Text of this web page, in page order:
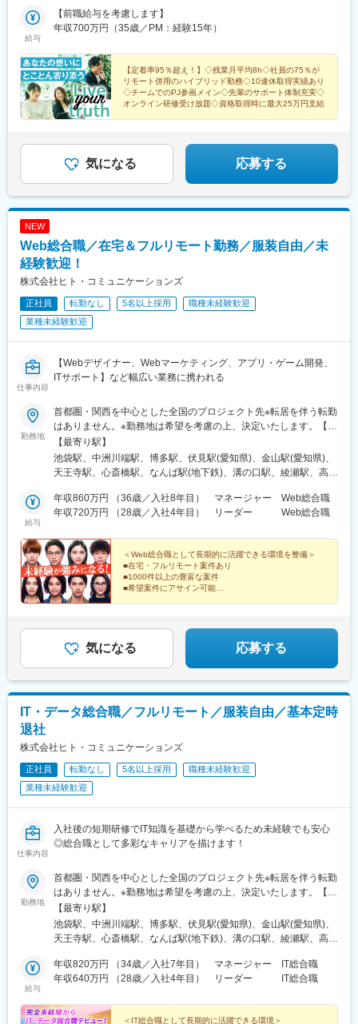
※勤務地はご希望を考慮の上、決定いたします※リモート勤務はス
キルレベルやご希望に応じて可能です＜拠点＞【本社】東京都千
県福岡市博多区比恵町1-1 楠本第7ビル6F【札幌営業所】北海道札
幌市北区北10条西4丁目 楠本第10ビル7F【大阪営業所】大阪府大
阪市中央区道修町4-1-1 武田御堂筋ビル2F※受動喫煙対策：あり
（プロジェクト先による）
給与
【前職給与を考慮します】
年収700万円（35歳／PM：経験15年）
【定着率95％超え！】◇残業月平均8h◇社員の75％が
リモート併用のハイブリッド勤務◇10連休取得実績あり
◇チームでのPJ参画メイン◇先輩のサポート体制充実◇
オンライン研修受け放題◇資格取得時に最大25万円支給
気になる 応募する
NEW
Web総合職／在宅＆フルリモート勤務／服装自由／未
経験歓迎！
株式会社ヒト・コミュニケーションズ
正社員 転勤なし 5名以上採用
職種未経験歓迎
業種未経験歓迎
仕事内容
【Webデザイナー、Webマーケティング、アプリ・ゲーム開発、
ITサポート】など幅広い業務に携われる
勤務地
首都圏・関西を中心とした全国のプロジェクト先※転居を伴う転勤
はありません。※勤務地は希望を考慮の上、決定いたします。【本
社】東京都豊島区東池袋 1-9-6 ヒトコムJobビル＜アクセス＞
JR・私鉄・メトロ各線「池袋駅」より徒歩5分
【最寄り駅】
池袋駅、中洲川端駅、博多駅、伏見駅(愛知県)、金山駅(愛知県)、
天王寺駅、心斎橋駅、なんば駅(地下鉄)、溝の口駅、綾瀬駅、高田
(長崎県)、佐賀駅、札幌駅、函館駅、小樽駅、旭川駅、室蘭駅、釧
路駅、帯広駅、北見駅、新夕張駅、苫小牧駅、千歳駅(北海道)、青
宮古駅、仙台駅、石巻駅、杜せきのした駅、新田駅(宮城県)、くり
こま高原駅、多賀城駅、気仙沼駅、いわき駅、郡山駅(福島県)、福
島駅(福島県)、会津若松駅、須賀川駅、白河駅、喜多方駅、水戸
駅、つくば駅、日立駅、勝田駅、土浦駅、古河駅、取手駅、牛久
駅、守谷駅、宇都宮駅、小山駅、栃木駅、足利駅、佐野駅、那須
駅、太田駅(群馬県)、伊勢崎駅、桐生駅、館林駅、渋川駅、川口
駅、川越駅、所沢駅、越谷駅、草加駅、春日部駅、上尾駅、熊谷
駅、浦和駅、新座駅、狭山市駅、入間市駅、三郷駅(埼玉県)、深谷
西駅、北千住駅、荻窪駅、大山駅(東京都)、八王子駅、豊洲駅、亀
有駅、町田駅、品川駅、赤羽駅、新宿駅、中野駅(東京都)、目黒
本橋駅(東京都)、吉祥寺駅、多摩センター駅、青梅駅、国分寺駅、
駅、船橋駅、松戸駅、市川駅、柏駅、五井駅、千葉駅、流山おお
たかの森駅、八千代台駅、習志野駅、浦安駅(千葉県)、愛宕駅(千
駅、平塚駅、茅ケ崎駅、大和駅(神奈川県)、本厚木駅、小田原駅、
鎌倉駅、秦野駅、座間駅、伊勢原駅、逗子駅、三崎口駅、長野
山駅、須坂駅、富山駅、砺波駅、黒部駅、魚津駅、金沢駅、浜松
駅、静岡駅、富士駅、沼津駅、磐田駅、藤枝駅、岡崎駅、豊橋
駅、名古屋駅、刈谷市駅、名鉄一宮駅、三河安城駅、岐阜駅、各
務ケ原駅、多治見駅、可児駅、四日市駅、津駅、名張駅、布施
駅、豊中駅、吹田駅(東海道本線)、梅田駅(地下鉄)、茨木駅、京都
駅、宇治駅(奈良線)、亀岡駅、奈良駅、天理駅、和歌山駅、姫路
駅、西宮駅(ＪＲ線)、尼崎駅(東海道本線)、明石駅、神戸駅(兵庫
県)、宝塚駅、伊丹駅(阪急線)、芦屋駅(東海道本線)、大津駅、草津
駅、呉駅、西条駅(広島県)、尾道駅、下関駅、山口駅(山口県)、宇
部駅、久留米駅、小倉駅(福岡県)、大牟田駅、天神駅、大分駅、別
給与
年収860万円 （36歳／入社8年目） マネージャー Web総合職
年収720万円 （28歳／入社4年目） リーダー Web総合職
＜Web総合職として長期的に活躍できる環境を整備＞
■在宅・フルリモート案件あり
■1000件以上の豊富な案件
■希望案件にアサイン可能
■基本定時退社
気になる 応募する
IT・データ総合職／フルリモート／服装自由／基本定時
退社
株式会社ヒト・コミュニケーションズ
正社員 転勤なし 5名以上採用
職種未経験歓迎
業種未経験歓迎
仕事内容
入社後の短期研修でIT知識を基礎から学べるため未経験でも安心
◎総合職として多彩なキャリアを描けます！
勤務地
首都圏・関西を中心とした全国のプロジェクト先※転居を伴う転勤
はありません。※勤務地は希望を考慮の上、決定いたします。【本
社】東京都豊島区東池袋 1-9-6 ヒトコムJobビル＜アクセス＞
JR・私鉄・メトロ各線「池袋駅」より徒歩5分
【最寄り駅】
池袋駅、中洲川端駅、博多駅、伏見駅(愛知県)、金山駅(愛知県)、
天王寺駅、心斎橋駅、なんば駅(地下鉄)、溝の口駅、綾瀬駅、高田
(長崎県)、佐賀駅、札幌駅、函館駅、小樽駅、旭川駅、室蘭駅、釧
路駅、帯広駅、北見駅、新夕張駅、苫小牧駅、千歳駅(北海道)、青
宮古駅、仙台駅、石巻駅、杜せきのした駅、新田駅(宮城県)、くり
給与
年収820万円 （34歳／入社7年目） マネージャー IT総合職
年収640万円 （28歳／入社4年目） リーダー IT総合職
＜IT総合職として長期的に活躍できる環境＞